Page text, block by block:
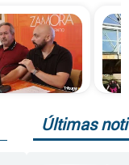
Últimas